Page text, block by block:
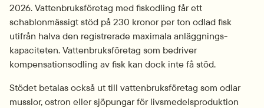
2026. Vattenbruksföretag med fiskodling får ett
schablonmässigt stöd på 230 kronor per ton odlad fisk
utifrån halva den registrerade maximala anläggnings­
kapaciteten. Vattenbruksföretag som bedriver
kompensations­odling av fisk kan dock inte få stöd.
Stödet betalas också ut till vattenbruksföretag som odlar
musslor, ostron eller sjöpungar för livsmedelsproduktion